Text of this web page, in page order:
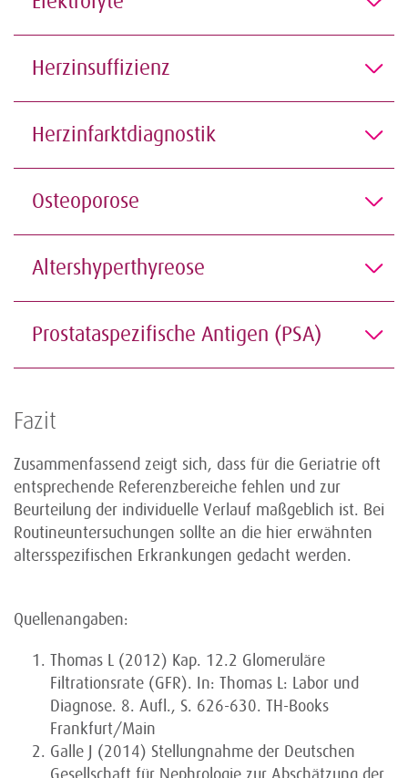
Herzinsuffizienz
Herzinfarktdiagnostik
Osteoporose
Altershyperthyreose
Prostataspezifische Antigen (PSA)
Fazit
Zusammenfassend zeigt sich, dass für die Geriatrie oft
entsprechende Referenzbereiche fehlen und zur
Beurteilung der individuelle Verlauf maßgeblich ist. Bei
Routineuntersuchungen sollte an die hier erwähnten
altersspezifischen Erkrankungen gedacht werden.
Quellenangaben:
Thomas L (2012) Kap. 12.2 Glomeruläre
Filtrationsrate (GFR). In: Thomas L: Labor und
Diagnose. 8. Aufl., S. 626-630. TH-Books
Frankfurt/Main
Galle J (2014) Stellungnahme der Deutschen
Gesellschaft für Nephrologie zur Abschätzung der